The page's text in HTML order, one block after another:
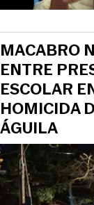
MACABRO
ENTRE
ESCOLAR
HOMICIDA
ÁGUILA